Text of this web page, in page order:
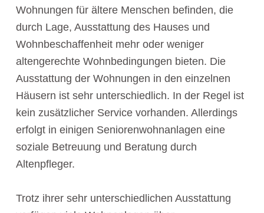
Wohnungen für ältere Menschen befinden, die
durch Lage, Ausstattung des Hauses und
Wohnbeschaffenheit mehr oder weniger
altengerechte Wohnbedingungen bieten. Die
Ausstattung der Wohnungen in den einzelnen
Häusern ist sehr unterschiedlich. In der Regel ist
kein zusätzlicher Service vorhanden. Allerdings
erfolgt in einigen Seniorenwohnanlagen eine
soziale Betreuung und Beratung durch
Altenpfleger.
Trotz ihrer sehr unterschiedlichen Ausstattung